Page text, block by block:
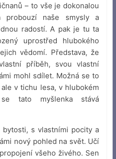
– to vše je dokonalou
probouzí naše smysly a
radostí. A pak je tu ta
uprostřed hlubokého
vědomí. Představa, že
příběh, svou vlastní
mohl sdílet. Možná se to
v tichu lesa, v hlubokém
tato myšlenka stává
s vlastními pocity a
nový pohled na svět. Učí
všeho živého. Sen